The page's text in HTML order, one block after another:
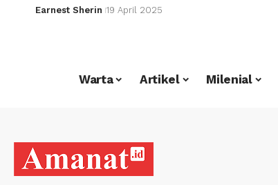
Earnest Sherin 19 April 2025
Warta Artikel Milenial